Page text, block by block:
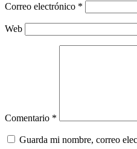
Correo electrónico *
Web
Comentario *
Guarda mi nombre, correo